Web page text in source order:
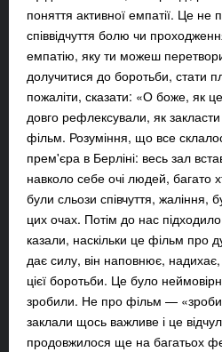
поняття активної емпатії. Це не
співвідчуття болю чи
емпатію, яку ти можеш
долучитися до боротьби, стати
пожаліти, сказати: «О боже, як
довго рефлексували, як
фільм. Розуміння, що все
прем'єра в Берліні: весь зал
навколо себе очі людей, багато
були сльози співчуття, жаління,
цих очах. Потім до нас підходило
казали, наскільки це фільм про
дає силу, він наповнює,
цієї боротьби. Це було
зробили. Не про фільм —
заклали щось важливе і це
продовжилося ще на багатьох